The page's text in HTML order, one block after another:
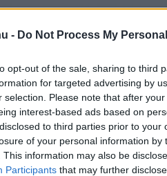
- Do Not Process My
opt-out of the sale, sharing to third
for targeted advertising by
selection. Please note that after
interest-based ads based on
to third parties prior to
of your personal information by
This information may also be
Participants that may further